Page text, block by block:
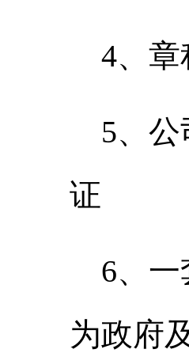
4、章
5、
证
6、
为政府